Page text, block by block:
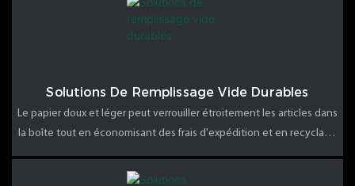
Solutions De Remplissage Vide Durables
Le papier doux et léger peut verrouiller étroitement les articles dans
la boîte tout en économisant des frais d'expédition et en recyclage
en bordure de rue